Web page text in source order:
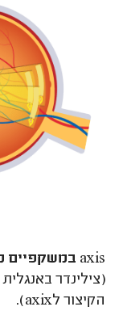
axis במשקפיים מודד את זווית הצילינדר בעין
הקיצור לaxix).